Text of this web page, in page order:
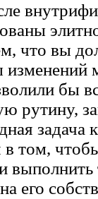
что вы
бы
рутину,
задача
в том,
его